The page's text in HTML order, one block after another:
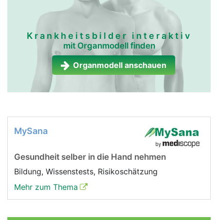
Krankheitsbilder interaktiv
mit Organmodell finden
Organmodell anschauen
MySana
Gesundheit selber in die Hand nehmen
Bildung, Wissenstests, Risikoschätzung
Mehr zum Thema